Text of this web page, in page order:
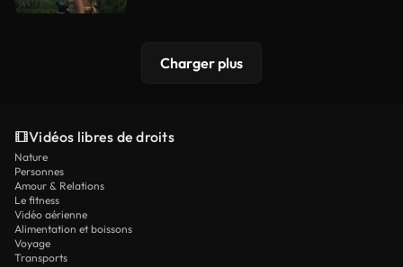
Charger plus
Vidéos libres de droits
Nature
Personnes
Amour & Relations
Le fitness
Vidéo aérienne
Alimentation et boissons
Voyage
Transports